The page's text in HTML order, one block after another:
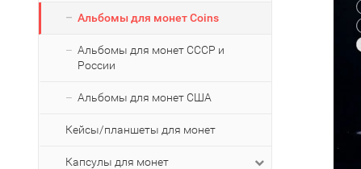
Альбомы для монет Coins
Альбомы для монет СССР и
России
Альбомы для монет США
Кейсы/планшеты для монет
Капсулы для монет